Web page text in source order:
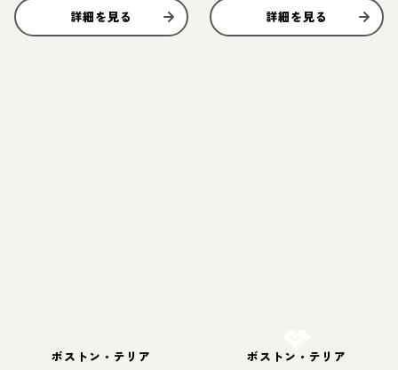
詳細を見る 詳細を見る
ボストン・テリア ボストン・テリア